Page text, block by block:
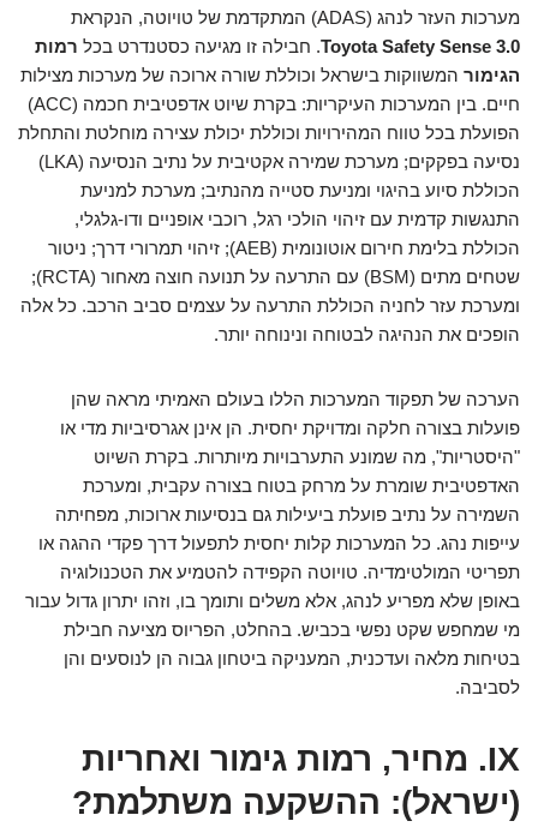
מערכות העזר לנהג (ADAS) המתקדמת של טויוטה, הנקראת
Toyota Safety Sense 3.0. חבילה זו מגיעה כסטנדרט בכל רמות
הגימור המשווקות בישראל וכוללת שורה ארוכה של מערכות מצילות
חיים. בין המערכות העיקריות: בקרת שיוט אדפטיבית חכמה (ACC)
הפועלת בכל טווח המהירויות וכוללת יכולת עצירה מוחלטת והתחלת
נסיעה בפקקים; מערכת שמירה אקטיבית על נתיב הנסיעה (LKA)
הכוללת סיוע בהיגוי ומניעת סטייה מהנתיב; מערכת למניעת
התנגשות קדמית עם זיהוי הולכי רגל, רוכבי אופניים ודו-גלגלי,
הכוללת בלימת חירום אוטונומית (AEB); זיהוי תמרורי דרך; ניטור
שטחים מתים (BSM) עם התרעה על תנועה חוצה מאחור (RCTA);
ומערכת עזר לחניה הכוללת התרעה על עצמים סביב הרכב. כל אלה
הופכים את הנהיגה לבטוחה ונינוחה יותר.
הערכה של תפקוד המערכות הללו בעולם האמיתי מראה שהן
פועלות בצורה חלקה ומדויקת יחסית. הן אינן אגרסיביות מדי או
"היסטריות", מה שמונע התערבויות מיותרות. בקרת השיוט
האדפטיבית שומרת על מרחק בטוח בצורה עקבית, ומערכת
השמירה על נתיב פועלת ביעילות גם בנסיעות ארוכות, מפחיתה
עייפות נהג. כל המערכות קלות יחסית לתפעול דרך פקדי ההגה או
תפריטי המולטימדיה. טויוטה הקפידה להטמיע את הטכנולוגיה
באופן שלא מפריע לנהג, אלא משלים ותומך בו, וזהו יתרון גדול עבור
מי שמחפש שקט נפשי בכביש. בהחלט, הפריוס מציעה חבילת
בטיחות מלאה ועדכנית, המעניקה ביטחון גבוה הן לנוסעים והן
לסביבה.
IX. מחיר, רמות גימור ואחריות
(ישראל): ההשקעה משתלמת?